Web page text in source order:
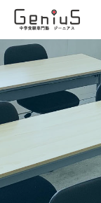
授業
志望校別特訓
模試